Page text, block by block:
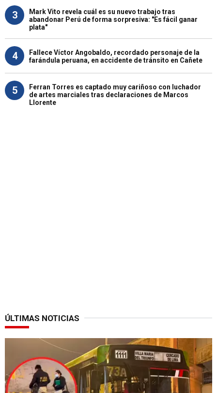
3
Mark Vito revela cuál es su nuevo trabajo tras
abandonar Perú de forma sorpresiva: "Es fácil ganar
plata"
4
Fallece Víctor Angobaldo, recordado personaje de la
farándula peruana, en accidente de tránsito en Cañete
5
Ferran Torres es captado muy cariñoso con luchador
de artes marciales tras declaraciones de Marcos
Llorente
ÚLTIMAS NOTICIAS